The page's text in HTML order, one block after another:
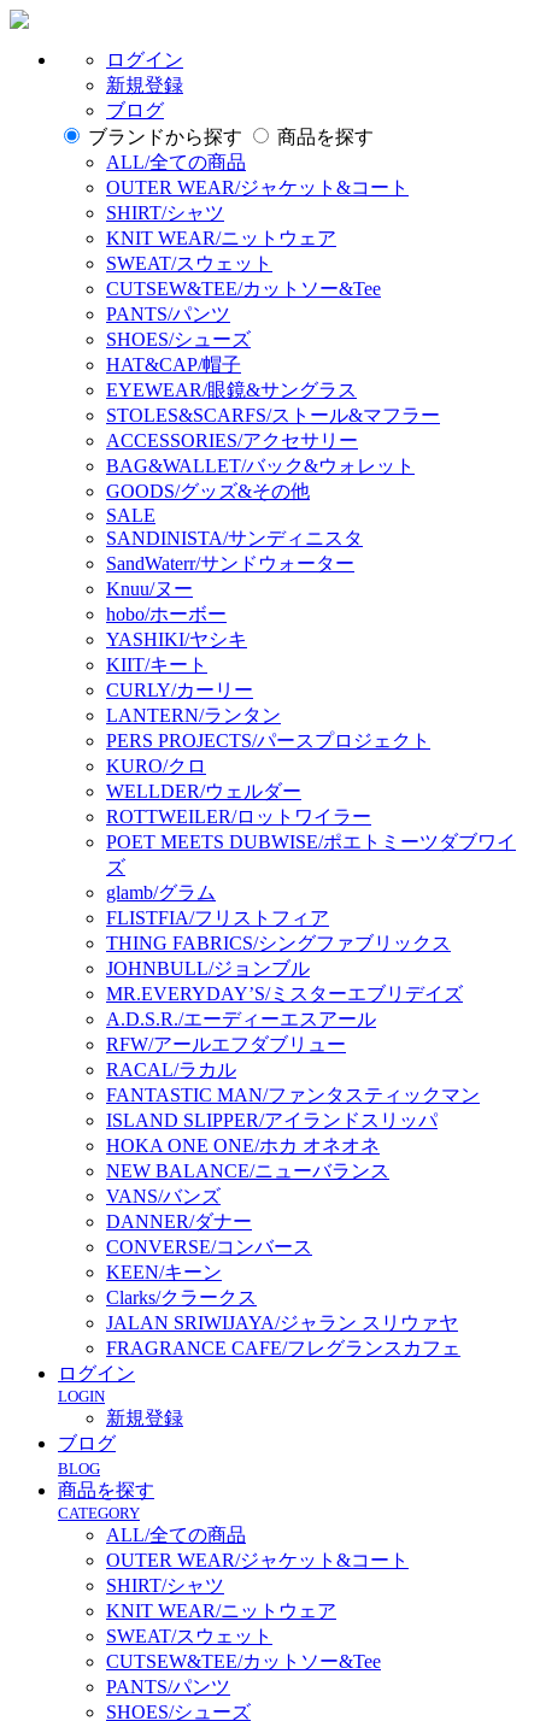
ログイン
新規登録
ブログ
ブランドから探す
商品を探す
ALL/全ての商品
OUTER WEAR/ジャケット&コート
SHIRT/シャツ
KNIT WEAR/ニットウェア
SWEAT/スウェット
CUTSEW&TEE/カットソー&Tee
PANTS/パンツ
SHOES/シューズ
HAT&CAP/帽子
EYEWEAR/眼鏡&サングラス
STOLES&SCARFS/ストール&マフラー
ACCESSORIES/アクセサリー
BAG&WALLET/バック&ウォレット
GOODS/グッズ&その他
SALE
SANDINISTA/サンディニスタ
SandWaterr/サンドウォーター
Knuu/ヌー
hobo/ホーボー
YASHIKI/ヤシキ
KIIT/キート
CURLY/カーリー
LANTERN/ランタン
PERS PROJECTS/パースプロジェクト
KURO/クロ
WELLDER/ウェルダー
ROTTWEILER/ロットワイラー
POET MEETS DUBWISE/ポエトミーツダブワイ
ズ
glamb/グラム
FLISTFIA/フリストフィア
THING FABRICS/シングファブリックス
JOHNBULL/ジョンブル
MR.EVERYDAY’S/ミスターエブリデイズ
A.D.S.R./エーディーエスアール
RFW/アールエフダブリュー
RACAL/ラカル
FANTASTIC MAN/ファンタスティックマン
ISLAND SLIPPER/アイランドスリッパ
HOKA ONE ONE/ホカ オネオネ
NEW BALANCE/ニューバランス
VANS/バンズ
DANNER/ダナー
CONVERSE/コンバース
KEEN/キーン
Clarks/クラークス
JALAN SRIWIJAYA/ジャラン スリウァヤ
FRAGRANCE CAFE/フレグランスカフェ
ログイン
LOGIN
新規登録
ブログ
BLOG
商品を探す
CATEGORY
ALL/全ての商品
OUTER WEAR/ジャケット&コート
SHIRT/シャツ
KNIT WEAR/ニットウェア
SWEAT/スウェット
CUTSEW&TEE/カットソー&Tee
PANTS/パンツ
SHOES/シューズ